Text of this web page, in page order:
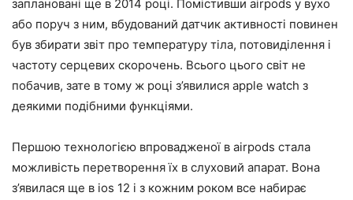
заплановані ще в 2014 році. Помістивши airpods у вухо
або поруч з ним, вбудований датчик активності повинен
був збирати звіт про температуру тіла, потовиділення і
частоту серцевих скорочень. Всього цього світ не
побачив, зате в тому ж році з’явилися apple watch з
деякими подібними функціями.
Першою технологією впровадженої в airpods стала
можливість перетворення їх в слуховий апарат. Вона
з’явилася ще в ios 12 і з кожним роком все набирає